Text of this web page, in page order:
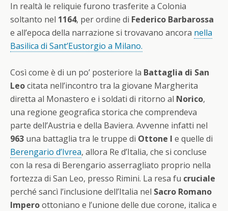
In realtà le reliquie furono trasferite a Colonia
soltanto nel 1164, per ordine di Federico Barbarossa
e all’epoca della narrazione si trovavano ancora nella
Basilica di Sant’Eustorgio a Milano.
Così come è di un po’ posteriore la Battaglia di San
Leocitata nell’incontro tra la giovane Margherita
diretta al Monastero e i soldati di ritorno al Norico,
una regione geografica storica che comprendeva
parte dell’Austria e della Baviera. Avvenne infatti nel
963 una battaglia tra le truppe di Ottone I e quelle di
Berengario d’Ivrea, allora Re d’Italia, che si concluse
con la resa di Berengario asserragliato proprio nella
fortezza di San Leo, presso Rimini. La resa fu cruciale
perché sancì l’inclusione dell’Italia nel Sacro Romano
Imperoottoniano e l’unione delle due corone, italica e